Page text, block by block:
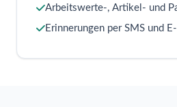
Arbeitswerte-, Artikel- und
Erinnerungen per SMS und